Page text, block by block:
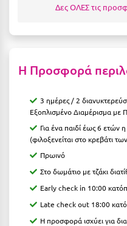
Κεφαλονιά
Κοζάνη
Κοκκώνι Κορινθίας
Κομοτηνή
Κόνιτσα
Κόρινθος
Δες ΟΛΕΣ τις
Η Προσφορά
3 ημέρες / 2
Εξοπλισμένο Διαμέρισμα με
Για ένα παιδί έως 6 ετών
(φιλοξενείται στο κρεβάτι
Πρωινό
Στο δωμάτιο με τζάκι
Early check in 10:00
Late check out 18:00
Η προσφορά ισχύει για